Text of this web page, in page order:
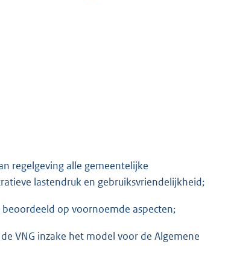
regelgeving alle gemeentelijke
lastendruk en gebruiksvriendelijkheid;
op voornoemde aspecten;
VNG inzake het model voor de Algemene